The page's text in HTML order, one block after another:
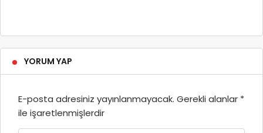
YORUM YAP
E-posta adresiniz yayınlanmayacak. Gerekli alanlar *
ile işaretlenmişlerdir